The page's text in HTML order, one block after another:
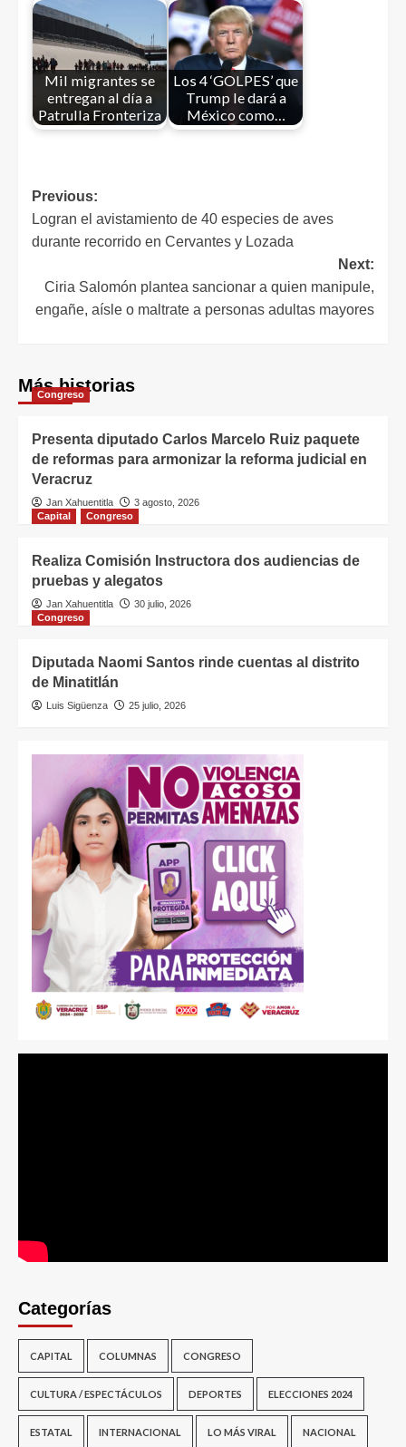
Mil migrantes se
entregan al día a
Patrulla Fronteriza
Los 4 ‘GOLPES’ que
Trump le dará a
México como…
Previous:
Logran el avistamiento de 40 especies de aves
durante recorrido en Cervantes y Lozada
Next:
Ciria Salomón plantea sancionar a quien manipule,
engañe, aísle o maltrate a personas adultas mayores
Más historias
Congreso
Presenta diputado Carlos Marcelo Ruiz paquete
de reformas para armonizar la reforma judicial en
Veracruz
Jan Xahuentitla
3 agosto, 2026
Capital
Congreso
Realiza Comisión Instructora dos audiencias de
pruebas y alegatos
Jan Xahuentitla
30 julio, 2026
Congreso
Diputada Naomi Santos rinde cuentas al distrito
de Minatitlán
Luis Sigüenza 25 julio, 2026
Categorías
CAPITAL COLUMNAS CONGRESO
CULTURA / ESPECTÁCULOS DEPORTES ELECCIONES 2024
ESTATAL INTERNACIONAL LO MÁS VIRAL NACIONAL